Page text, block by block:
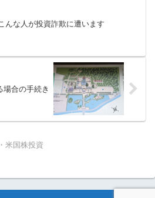
んな人が投資詐欺に遭います
場合の手続き
米国株投資